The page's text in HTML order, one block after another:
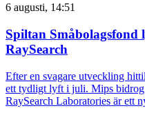
6 augusti, 14:51
Spiltan
RaySearch
Efter en svagare utveckling
ett tydligt lyft i juli. Mips bidrog
RaySearch Laboratories är ett